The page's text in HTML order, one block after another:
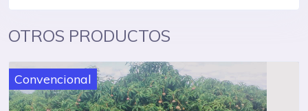
OTROS PRODUCTOS
Convencional